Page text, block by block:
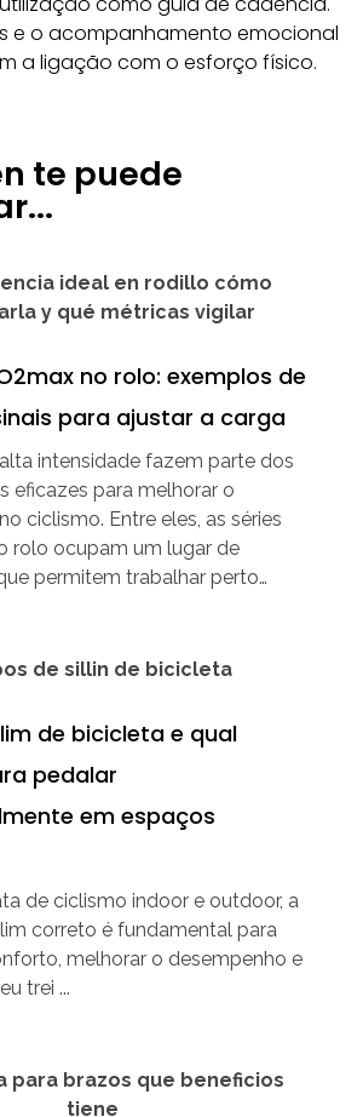
e o acompanhamento emocional
a ligação com o esforço físico.
te puede
no rolo: exemplos de
para ajustar a carga
intensidade fazem parte dos
eficazes para melhorar o
ciclismo. Entre eles, as séries
rolo ocupam um lugar de
permitem trabalhar perto…
de bicicleta e qual
pedalar
em espaços
de ciclismo indoor e outdoor, a
correto é fundamental para
melhorar o desempenho e
trei ...